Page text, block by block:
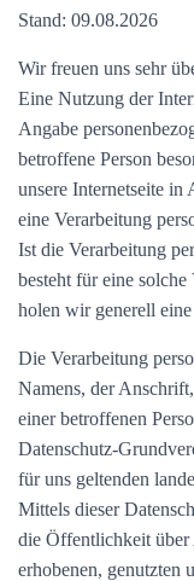
Stand: 09.08.2026
Wir freuen uns sehr
Eine Nutzung der
Angabe
betroffene Person
unsere Internetseite in
eine Verarbeitung
Ist die Verarbeitung
besteht für eine
holen wir generell
Die Verarbeitung
Namens, der
einer betroffenen
Datenschutz-
für uns geltenden
Mittels dieser
die Öffentlichkeit
erhobenen, genutzten